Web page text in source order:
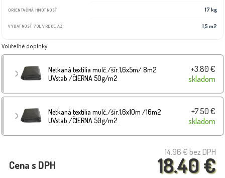
ORIENTAČNÁ HMOTNOSŤ 17 kg
VÝDATNOSŤ 70L VRECE AŽ 1,5 m2
Voliteľné doplnky
Netkaná textília mulč./šír.1,6x5m/ 8m2
UVstab./ČIERNA 50g/m2
+3.80 €
skladom
Netkaná textília mulč./šír.1,6x10m /16m2
UVstab./ČIERNA 50g/m2
+7.50 €
skladom
14.96 € bez DPH
18.40 €
Cena s DPH